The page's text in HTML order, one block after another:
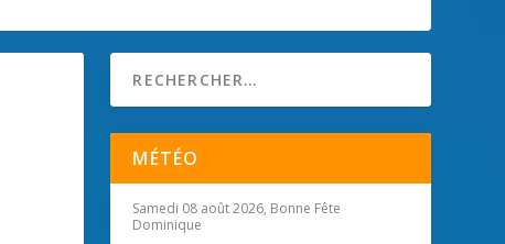
MÉTÉO
Samedi 08 août 2026, Bonne Fête
Dominique